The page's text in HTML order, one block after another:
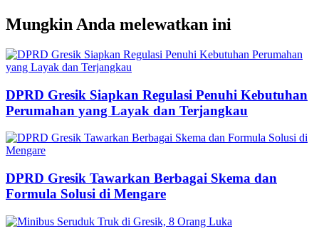
Mungkin Anda melewatkan ini
DPRD Gresik Siapkan Regulasi Penuhi Kebutuhan
Perumahan yang Layak dan Terjangkau
DPRD Gresik Tawarkan Berbagai Skema dan
Formula Solusi di Mengare